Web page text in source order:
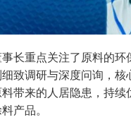
长重点关注了原料的
致调研与深度问询，
带来的人居隐患，持
产品。